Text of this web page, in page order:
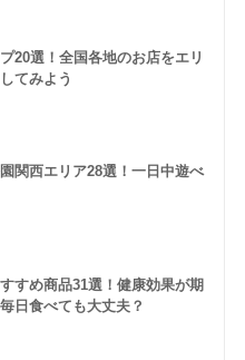
20選！全国各地のお店をエリ
てみよう
関西エリア28選！一日中遊べ
すめ商品31選！健康効果が期
日食べても大丈夫？